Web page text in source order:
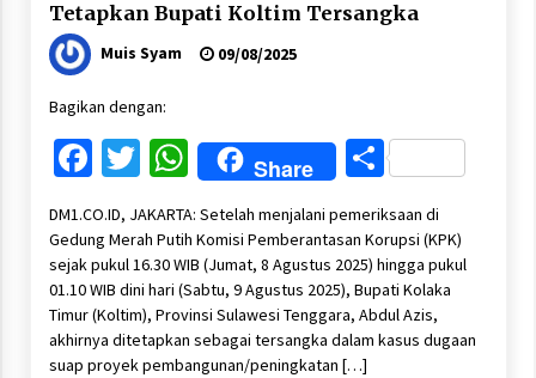
Tetapkan Bupati Koltim Tersangka
Muis Syam 09/08/2025
Bagikan dengan:
Facebook
Twitter
WhatsApp
Share Share
DM1.CO.ID, JAKARTA: Setelah menjalani pemeriksaan di
Gedung Merah Putih Komisi Pemberantasan Korupsi (KPK)
sejak pukul 16.30 WIB (Jumat, 8 Agustus 2025) hingga pukul
01.10 WIB dini hari (Sabtu, 9 Agustus 2025), Bupati Kolaka
Timur (Koltim), Provinsi Sulawesi Tenggara, Abdul Azis,
akhirnya ditetapkan sebagai tersangka dalam kasus dugaan
suap proyek pembangunan/peningkatan […]